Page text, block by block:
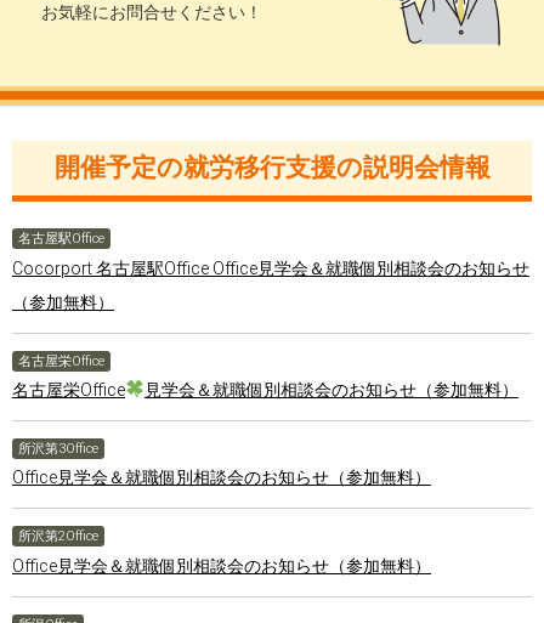
お気軽にお問合せください！
開催予定の就労移行支援の説明会情報
名古屋駅Office
Cocorport 名古屋駅Office Office見学会＆就職個別相談会のお知らせ
（参加無料）
名古屋栄Office
名古屋栄Office 見学会＆就職個別相談会のお知らせ（参加無料）
所沢第3Office
Office見学会＆就職個別相談会のお知らせ（参加無料）
所沢第2Office
Office見学会＆就職個別相談会のお知らせ（参加無料）